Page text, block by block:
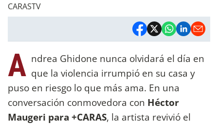
CARASTV
A ndrea Ghidone nunca olvidará el día en
que la violencia irrumpió en su casa y
puso en riesgo lo que más ama. En una
conversación conmovedora con Héctor
Maugeri para +CARAS, la artista revivió el